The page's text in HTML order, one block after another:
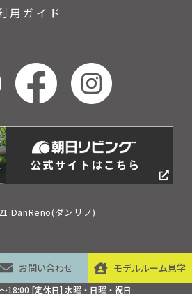
モデルルーム見学
お問い合わせ
18:00 [定休日] 水曜・日曜・祝日
用ガイド
DanReno(ダンリノ)